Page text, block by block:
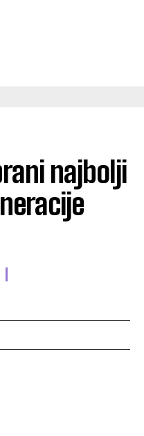
najbolji